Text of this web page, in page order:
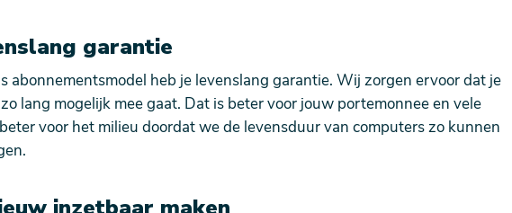
garantie
abonnementsmodel heb je levenslang garantie. Wij zorgen ervoor dat je
lang mogelijk mee gaat. Dat is beter voor jouw portemonnee en vele
voor het milieu doordat we de levensduur van computers zo kunnen